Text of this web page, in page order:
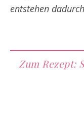
entstehen
Zum Rezept: